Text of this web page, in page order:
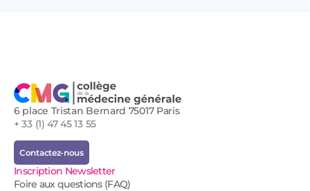
6 place Tristan Bernard 75017 Paris
+ 33 (1) 47 45 13 55
Contactez-nous
Inscription Newsletter
Foire aux questions (FAQ)